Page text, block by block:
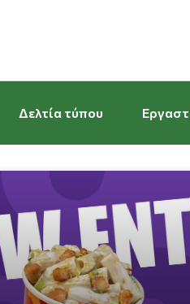
Δελτία τύπου